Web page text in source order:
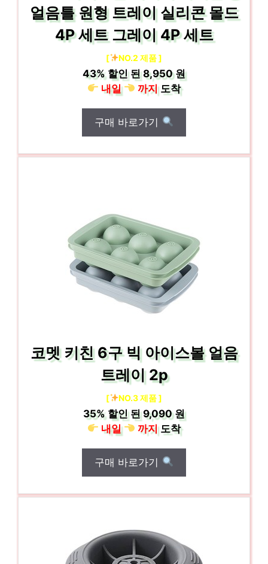
얼음틀 원형 트레이 실리콘 몰드
4P 세트 그레이 4P 세트
[ NO.2 제품 ]
43% 할인 된8,950 원
내일
까지도착
구매 바로가기
코멧 키친 6구 빅 아이스볼 얼음
트레이 2p
[ NO.3 제품 ]
35% 할인 된9,090 원
내일
까지도착
구매 바로가기